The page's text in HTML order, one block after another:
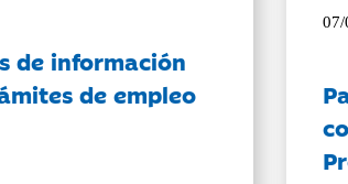
de información
de empleo
07/